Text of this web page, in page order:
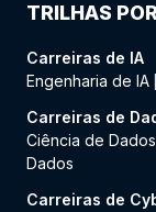
TRILHAS
Carreiras de IA
Engenharia de IA
Carreiras de
Ciência de Dados
Dados
Carreiras de